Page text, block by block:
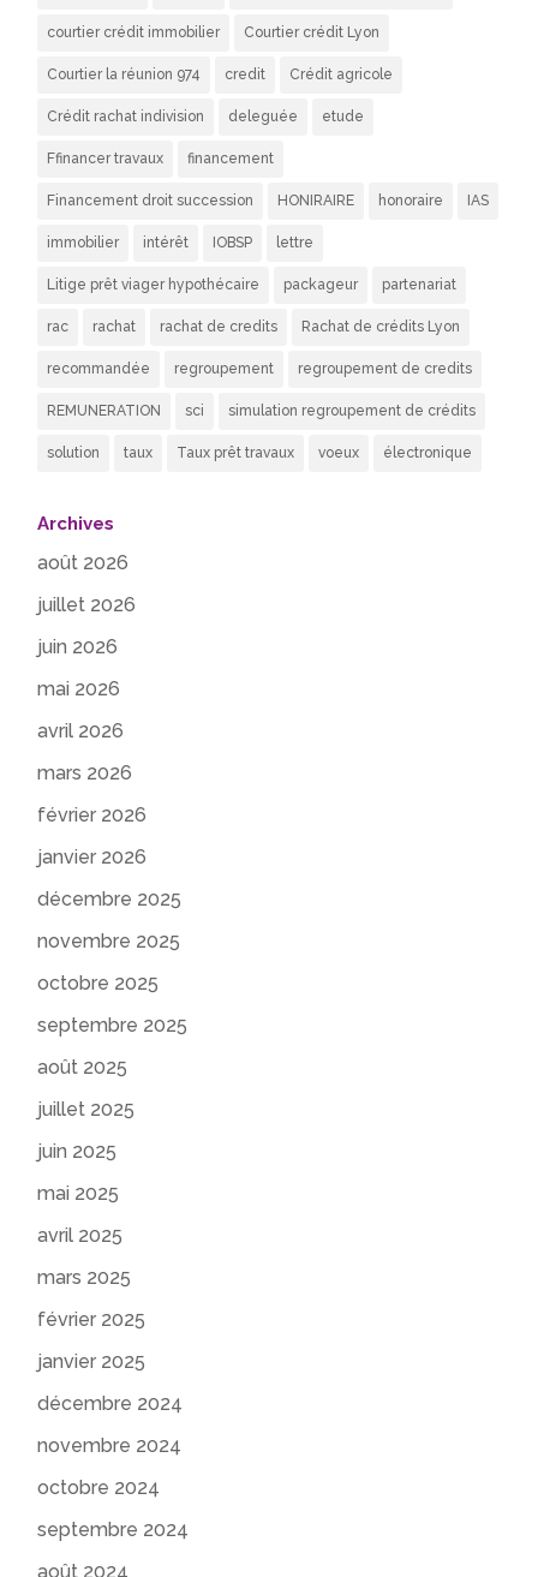
courtier crédit immobilier Courtier crédit Lyon
Courtier la réunion 974 credit Crédit agricole
Crédit rachat indivision deleguée etude
Ffinancer travaux financement
Financement droit succession HONIRAIRE honoraire IAS
immobilier intérêt IOBSP lettre
Litige prêt viager hypothécaire packageur partenariat
rac rachat rachat de credits Rachat de crédits Lyon
recommandée regroupement regroupement de credits
REMUNERATION sci simulation regroupement de crédits
solution taux Taux prêt travaux voeux électronique
Archives
août 2026
juillet 2026
juin 2026
mai 2026
avril 2026
mars 2026
février 2026
janvier 2026
décembre 2025
novembre 2025
octobre 2025
septembre 2025
août 2025
juillet 2025
juin 2025
mai 2025
avril 2025
mars 2025
février 2025
janvier 2025
décembre 2024
novembre 2024
octobre 2024
septembre 2024
août 2024